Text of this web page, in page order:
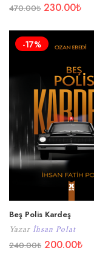
470.00₺ 230.00₺
-17%
Beş Polis Kardeş
Yazar İhsan Polat
240.00₺ 200.00₺